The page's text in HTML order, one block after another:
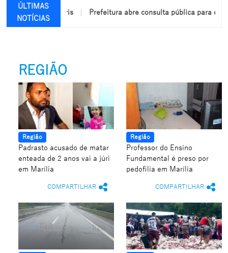
ÚLTIMAS
NOTÍCIAS
em Arco-Íris Prefeitura abre consulta pública para
REGIÃO
Região
Padrasto acusado de matar
enteada de 2 anos vai a júri
em Marília
COMPARTILHAR
Região
Professor do Ensino
Fundamental é preso por
pedofilia em Marília
COMPARTILHAR